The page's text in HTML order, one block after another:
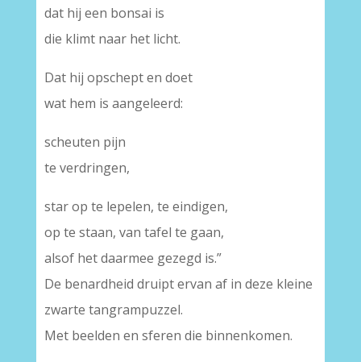
dat hij een bonsai is
die klimt naar het licht.
Dat hij opschept en doet
wat hem is aangeleerd:
scheuten pijn
te verdringen,
star op te lepelen, te eindigen,
op te staan, van tafel te gaan,
alsof het daarmee gezegd is.”
De benardheid druipt ervan af in deze kleine
zwarte tangrampuzzel.
Met beelden en sferen die binnenkomen.